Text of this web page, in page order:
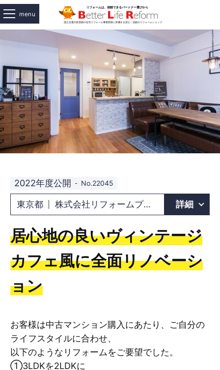
menu
2022年度公開 No.22045
東京都 株式会社リフォームプラザ小泉 立川店 詳細
居心地の良いヴィンテージ
カフェ風に全面リノベーシ
ョン
お客様は中古マンション購入にあたり、ご自分の
ライフスタイルに合わせ、
以下のようなリフォームをご要望でした。
①3LDKを2LDKに